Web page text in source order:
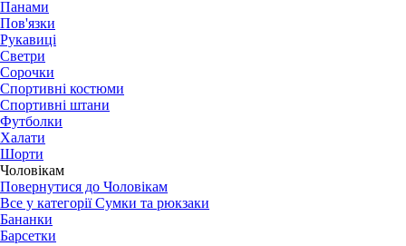
Панами
Пов'язки
Рукавиці
Светри
Сорочки
Спортивні костюми
Спортивні штани
Футболки
Халати
Шорти
Чоловікам
Повернутися до Чоловікам
Все у категорії Сумки та рюкзаки
Бананки
Барсетки